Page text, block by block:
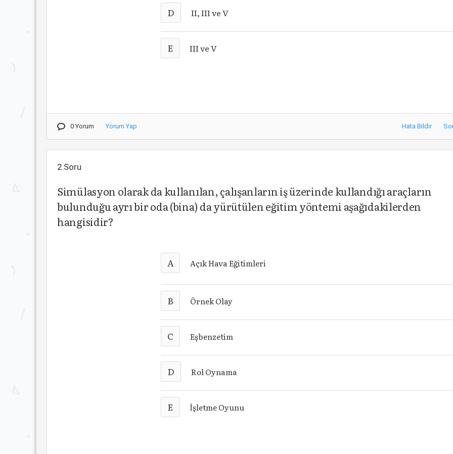
D II, III ve V
E III ve V
0 Yorum Yorum Yap Hata Bildir
2.Soru
Simülasyon olarak da kullanılan, çalışanların iş üzerinde kullandığı araçların
bulunduğu ayrı bir oda (bina) da yürütülen eğitim yöntemi aşağıdakilerden
hangisidir?
A Açık Hava Eğitimleri
B Örnek Olay
C Eşbenzetim
D Rol Oynama
E İşletme Oyunu